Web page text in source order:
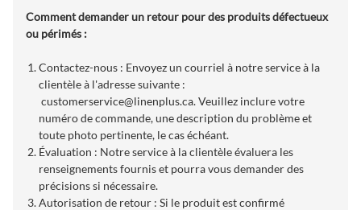
Comment demander un retour pour des produits défectueux
ou périmés :
Contactez-nous : Envoyez un courriel à notre service à la
clientèle à l'adresse suivante :
customerservice@linenplus.ca. Veuillez inclure votre
numéro de commande, une description du problème et
toute photo pertinente, le cas échéant.
Évaluation : Notre service à la clientèle évaluera les
renseignements fournis et pourra vous demander des
précisions si nécessaire.
Autorisation de retour : Si le produit est confirmé